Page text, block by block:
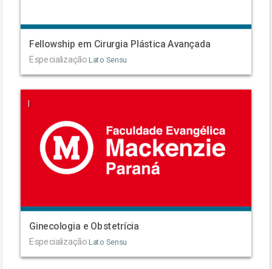
Fellowship em Cirurgia Plástica Avançada
Especialização Lato Sensu
|
Ginecologia e Obstetrícia
Especialização Lato Sensu